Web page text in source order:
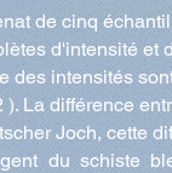
de cinq
d'intensité et
des intensités
La différence
Joch, cette
du schiste